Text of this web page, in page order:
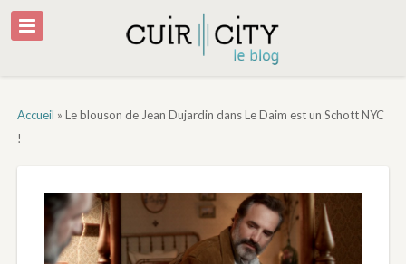
Accueil » Le blouson de Jean Dujardin dans Le Daim est un Schott NYC
!